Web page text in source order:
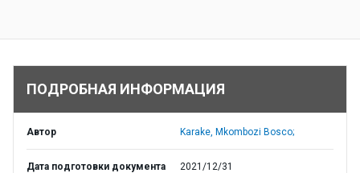
ПОДРОБНАЯ ИНФОРМАЦИЯ
Автор Karake, Mkombozi Bosco;
Дата подготовки документа 2021/12/31